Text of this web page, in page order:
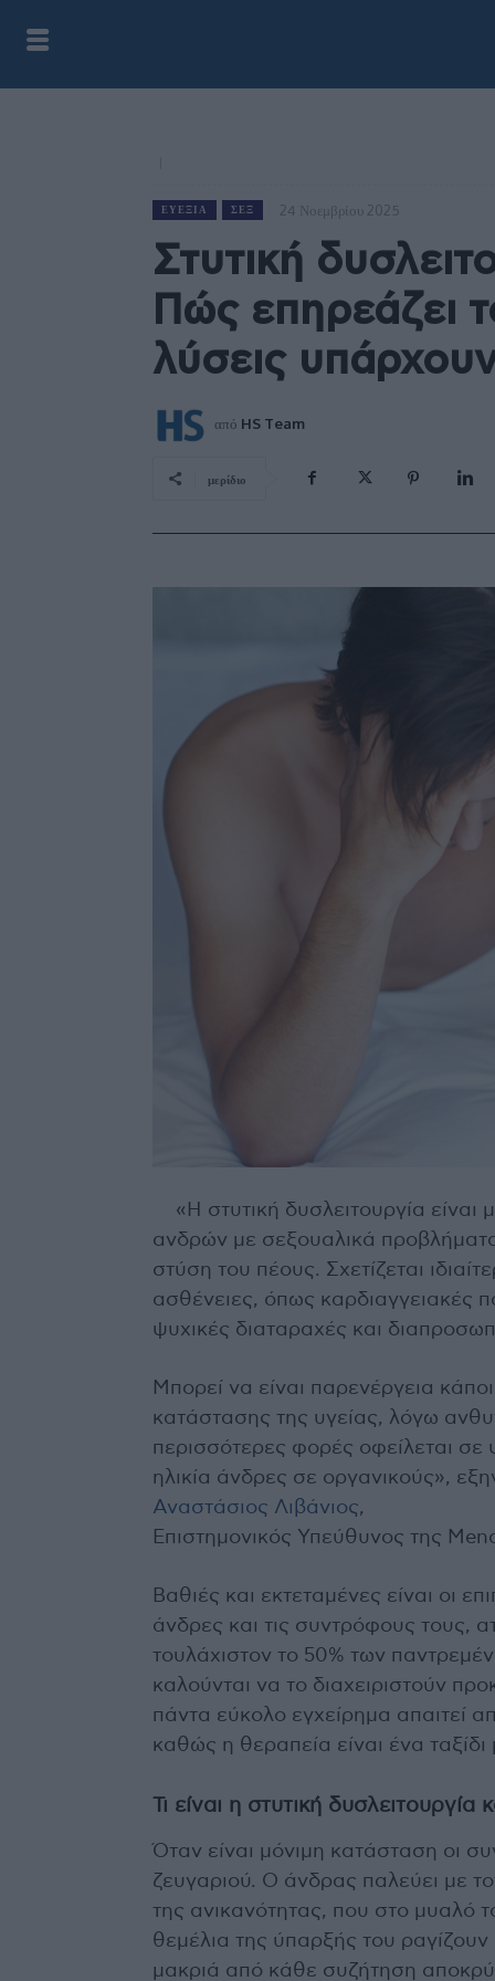
ΕΥΕΞΊΑ ΣΕΞ 24 Νοεμβρίου 2025
Στυτική
Πώς επηρεάζει
λύσεις
από HS Team
μερίδιο
«Η στυτική δυσλειτουργία
ανδρών με σεξουαλικά
στύση του πέους. Σχετίζεται
ασθένειες, όπως καρδιαγγειακές
ψυχικές διαταραχές και
Μπορεί να είναι παρενέργεια
κατάστασης της υγείας, λόγω
περισσότερες φορές οφείλεται
ηλικία άνδρες σε οργανικούς»,
Αναστάσιος Λιβάνιος,
Επιστημονικός Υπεύθυνος της
Βαθιές και εκτεταμένες είναι oι
άνδρες και τις συντρόφους τους,
τουλάχιστον το 50% των
καλούνται να το διαχειριστούν
πάντα εύκολο εγχείρημα απαιτεί
καθώς η θεραπεία είναι ένα
Τι είναι η στυτική δυσλειτουργία
Όταν είναι μόνιμη κατάσταση οι
ζευγαριού. Ο άνδρας παλεύει με
της ανικανότητας, που στο μυαλό
θεμέλια της ύπαρξής του
μακριά από κάθε συζήτηση